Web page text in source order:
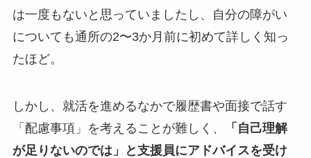
は一度もないと思っていましたし、自分の障がい
についても通所の2〜3か月前に初めて詳しく知っ
たほど。
しかし、就活を進めるなかで履歴書や面接で話す
「配慮事項」を考えることが難しく、
「自己理解
が足りないのでは」と支援員にアドバイスを受け